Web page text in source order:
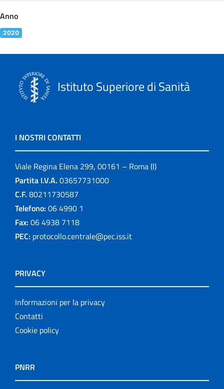
Anno
2020
Istituto Superiore di Sanità
I NOSTRI CONTATTI
Viale Regina Elena 299, 00161 – Roma (I)
Partita I.V.A. 03657731000
C.F. 80211730587
Telefono: 06 4990 1
Fax: 06 4938 7118
PEC: protocollo.centrale@pec.iss.it
PRIVACY
Informazioni per la privacy
Contatti
Cookie policy
PNRR